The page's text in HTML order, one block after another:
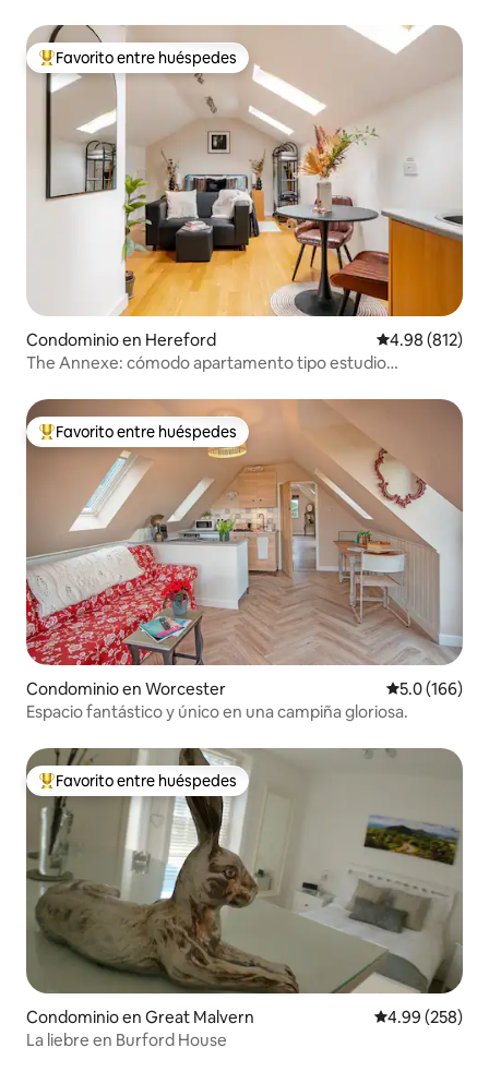
De los mejores en Favorito entre huéspedes
Favorito entre huéspedes
Condominio en Hereford Calificación
4.98 (812)
The Annexe: cómodo apartamento tipo estudio
De los mejores en Favorito entre huéspedes
Favorito entre huéspedes
Condominio en Worcester Calificación
5.0 (166)
Espacio fantástico y único en una campiña gloriosa.
De los mejores en Favorito entre huéspedes
Favorito entre huéspedes
Condominio en Great Malvern Calificación
4.99 (258)
La liebre en Burford House